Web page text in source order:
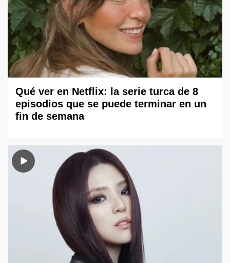
Qué ver en Netflix: la serie turca de 8
episodios que se puede terminar en un
fin de semana